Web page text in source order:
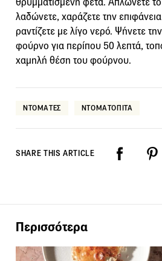
λαδώνετε, χαράζετε την επιφάνεια
ραντίζετε με λίγο νερό. Ψήνετε
φούρνο για περίπου 50 λεπτά,
χαμηλή θέση του φούρνου.
ΝΤΟΜΑΤΕΣ ΝΤΟΜΑΤΟΠΙΤΑ
SHARE THIS ARTICLE
Περισσότερα